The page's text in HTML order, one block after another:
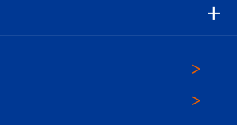
スタグラム